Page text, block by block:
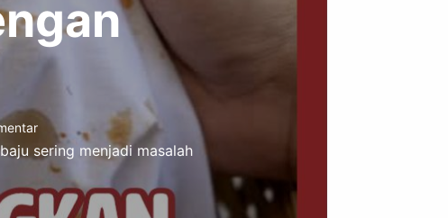
sering menjadi masalah